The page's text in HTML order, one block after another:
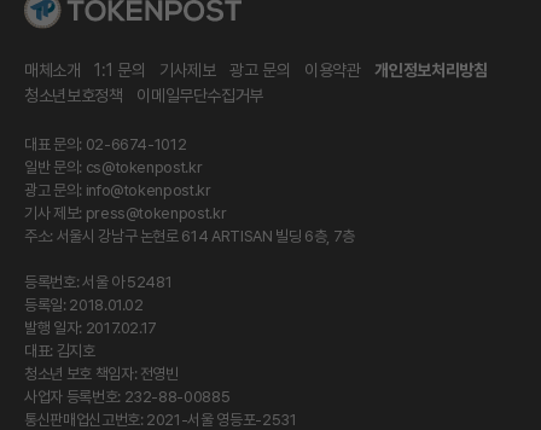
매체소개 1:1 문의 기사제보 광고 문의 이용약관
개인정보처리방침
청소년보호정책
이메일무단수집거부
대표 문의: 02-6674-1012
일반 문의: cs@tokenpost.kr
광고 문의: info@tokenpost.kr
기사 제보: press@tokenpost.kr
주소: 서울시 강남구 논현로 614 ARTISAN 빌딩 6층, 7층
등록번호: 서울 아 52481
등록일: 2018.01.02
발행 일자: 2017.02.17
대표: 김지호
청소년 보호 책임자: 전영빈
사업자 등록번호: 232-88-00885
통신판매업신고번호: 2021-서울 영등포-2531